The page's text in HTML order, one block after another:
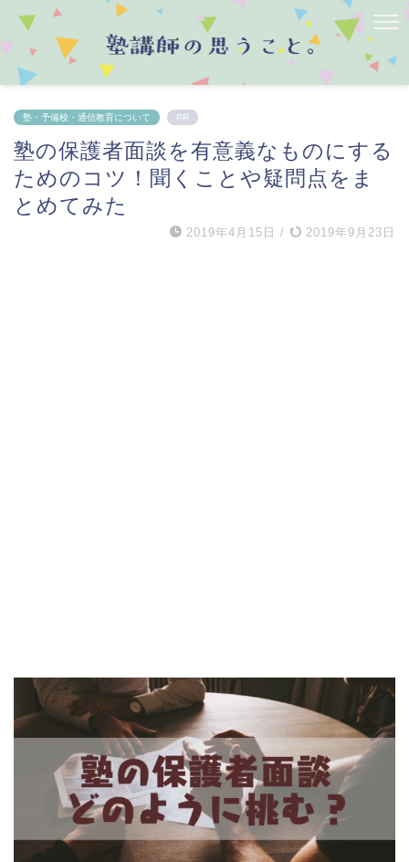
塾・予備校・通信教育について PR
塾の保護者面談を有意義なものにする
ためのコツ！聞くことや疑問点をま
とめてみた
2019年4月15日 / 2019年9月23日